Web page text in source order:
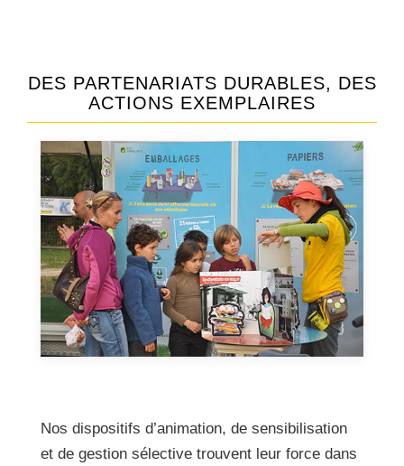
DES PARTENARIATS DURABLES, DES
ACTIONS EXEMPLAIRES
Nos dispositifs d’animation, de sensibilisation
et de gestion sélective trouvent leur force dans